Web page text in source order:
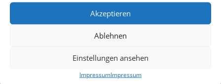
Akzeptieren
Ablehnen
Einstellungen ansehen
ImpressumImpressum
Erlangen